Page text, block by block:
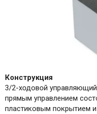
Конструкция
3/2-ходовой
прямым управлением
пластиковым покрытием и